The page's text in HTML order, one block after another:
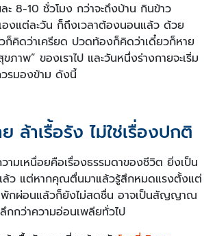
ะ 8-10 ชั่วโมง กว่าจะถึงบ้าน กินข้าว
องแต่ละวัน ก็ถึงเวลาต้องนอนแล้ว ด้วย
ก็คิดว่าเครียด ปวดท้องก็คิดว่าเดี๋ยวก็หาย
ภาพ” ของเราไป และวันหนึ่งร่างกายจะเริ่ม
มองข้าม ดังนี้
ล้าเรื้อรัง ไม่ใช่เรื่องปกติ
ามเหนื่อยคือเรื่องธรรมดาของชีวิต ยิ่งเป็น
ล้ว แต่หากคุณตื่นมาแล้วรู้สึกหมดแรงตั้งแต่
พักผ่อนแล้วก็ยังไม่สดชื่น อาจเป็นสัญญาณ
กว่าความอ่อนเพลียทั่วไป